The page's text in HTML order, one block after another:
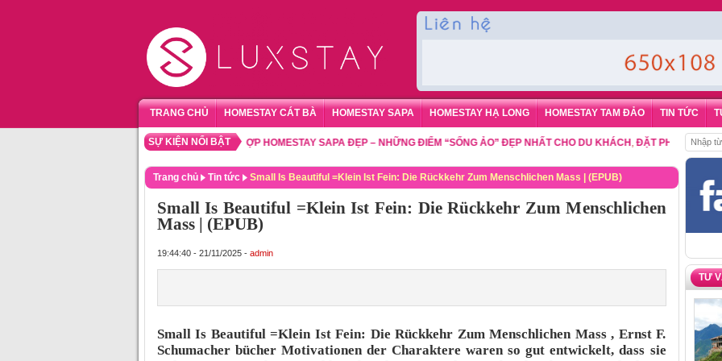
TRANG CHỦ HOMESTAY CÁT BÀ HOMESTAY SAPA HOMESTAY HẠ LONG HOMESTAY TAM ĐẢO TIN TỨC
SỰ KIỆN NỔI BẬT
TỔNG HỢP HOMESTAY SAPA ĐẸP – NHỮNG ĐIỂM “SỐNG ẢO” ĐẸP NHẤT CHO DU KHÁCH,ĐẶT PHÒNG
Trang chủ Tin tức Small Is Beautiful =Klein Ist Fein: Die Rückkehr Zum Menschlichen Mass | (EPUB)
Small Is Beautiful =Klein Ist Fein: Die Rückkehr Zum Menschlichen
Mass | (EPUB)
19:44:40 - 21/11/2025 - admin
Small Is Beautiful =Klein Ist Fein: Die Rückkehr Zum Menschlichen Mass , Ernst F.
Schumacher bücher Motivationen der Charaktere waren so gut entwickelt, dass sie
TƯ